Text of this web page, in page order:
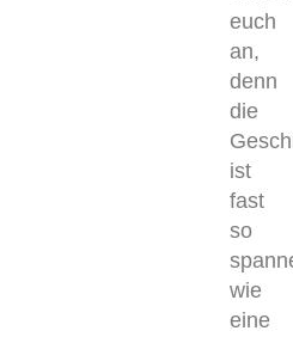
euch
an,
denn
die
ist
fast
so
wie
eine